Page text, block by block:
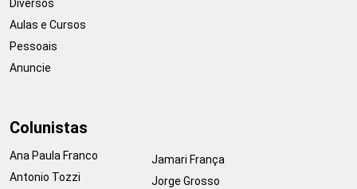
Diversos
Aulas e Cursos
Pessoais
Anuncie
Colunistas
Ana Paula Franco
Antonio Tozzi
Jamari França
Jorge Grosso